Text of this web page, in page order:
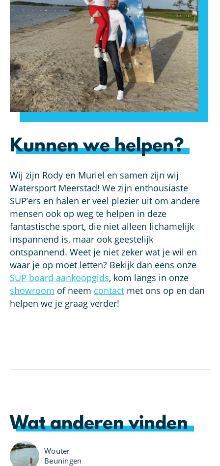
Kunnen we helpen?
Wij zijn Rody en Muriel en samen zijn wij
Watersport Meerstad! We zijn enthousiaste
SUP’ers en halen er veel plezier uit om andere
mensen ook op weg te helpen in deze
fantastische sport, die niet alleen lichamelijk
inspannend is, maar ook geestelijk
ontspannend. Weet je niet zeker wat je wil en
waar je op moet letten? Bekijk dan eens onze
SUP board aankoopgids, kom langs in onze
showroom of neem contact met ons op en dan
helpen we je graag verder!
Wat anderen vinden
Wouter
Beuningen